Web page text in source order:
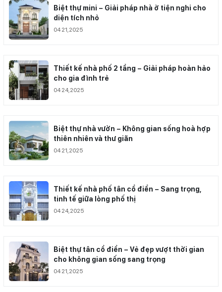
Biệt thự mini – Giải pháp nhà ở tiện nghi cho
diện tích nhỏ
04 21,2025
Thiết kế nhà phố 2 tầng – Giải pháp hoàn hảo
cho gia đình trẻ
04 24,2025
Biệt thự nhà vườn – Không gian sống hoà hợp
thiên nhiên và thư giãn
04 21,2025
Thiết kế nhà phố tân cổ điển – Sang trọng,
tinh tế giữa lòng phố thị
04 24,2025
Biệt thự tân cổ điển – Vẻ đẹp vượt thời gian
cho không gian sống sang trọng
04 21,2025